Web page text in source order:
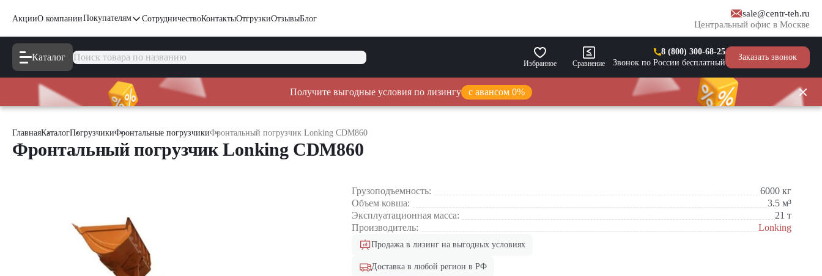
АкцииО компанииПокупателям СотрудничествоКонтактыОтгрузкиОтзывыБлог
sale@centr-teh.ru
Центральный офис в Москве
Каталог
Избранное Сравнение
8 (800) 300-68-25
Звонок по России бесплатный
Заказать звонок
Получите выгодные условия по лизингу с авансом 0%
ГлавнаяКаталогПогрузчикиФронтальные погрузчикиФронтальный погрузчик Lonking CDM860
Фронтальный погрузчик Lonking CDM860
Грузоподъемность: 6000 кг
Объем ковша:
3.5 м³
Эксплуатационная масса:
21 т
Производитель:
Lonking
Продажа в лизинг на выгодных условиях
Доставка в любой регион в РФ